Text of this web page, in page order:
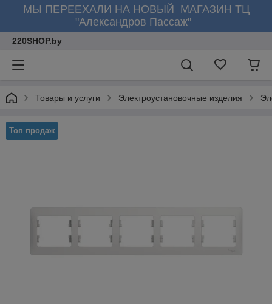
МЫ ПЕРЕЕХАЛИ НА НОВЫЙ МАГАЗИН ТЦ
"Александров Пассаж"
220SHOP.by
Товары и услуги Электроустановочные изделия
Топ продаж